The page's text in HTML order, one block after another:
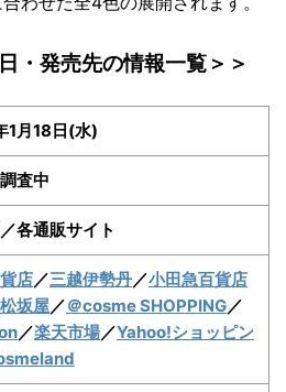
・発売先の情報一覧＞＞
1月18日(水)
査中
各通販サイト
店／三越伊勢丹／小田急百貨店
坂屋／＠cosme SHOPPING／
／楽天市場／Yahoo!ショッピン